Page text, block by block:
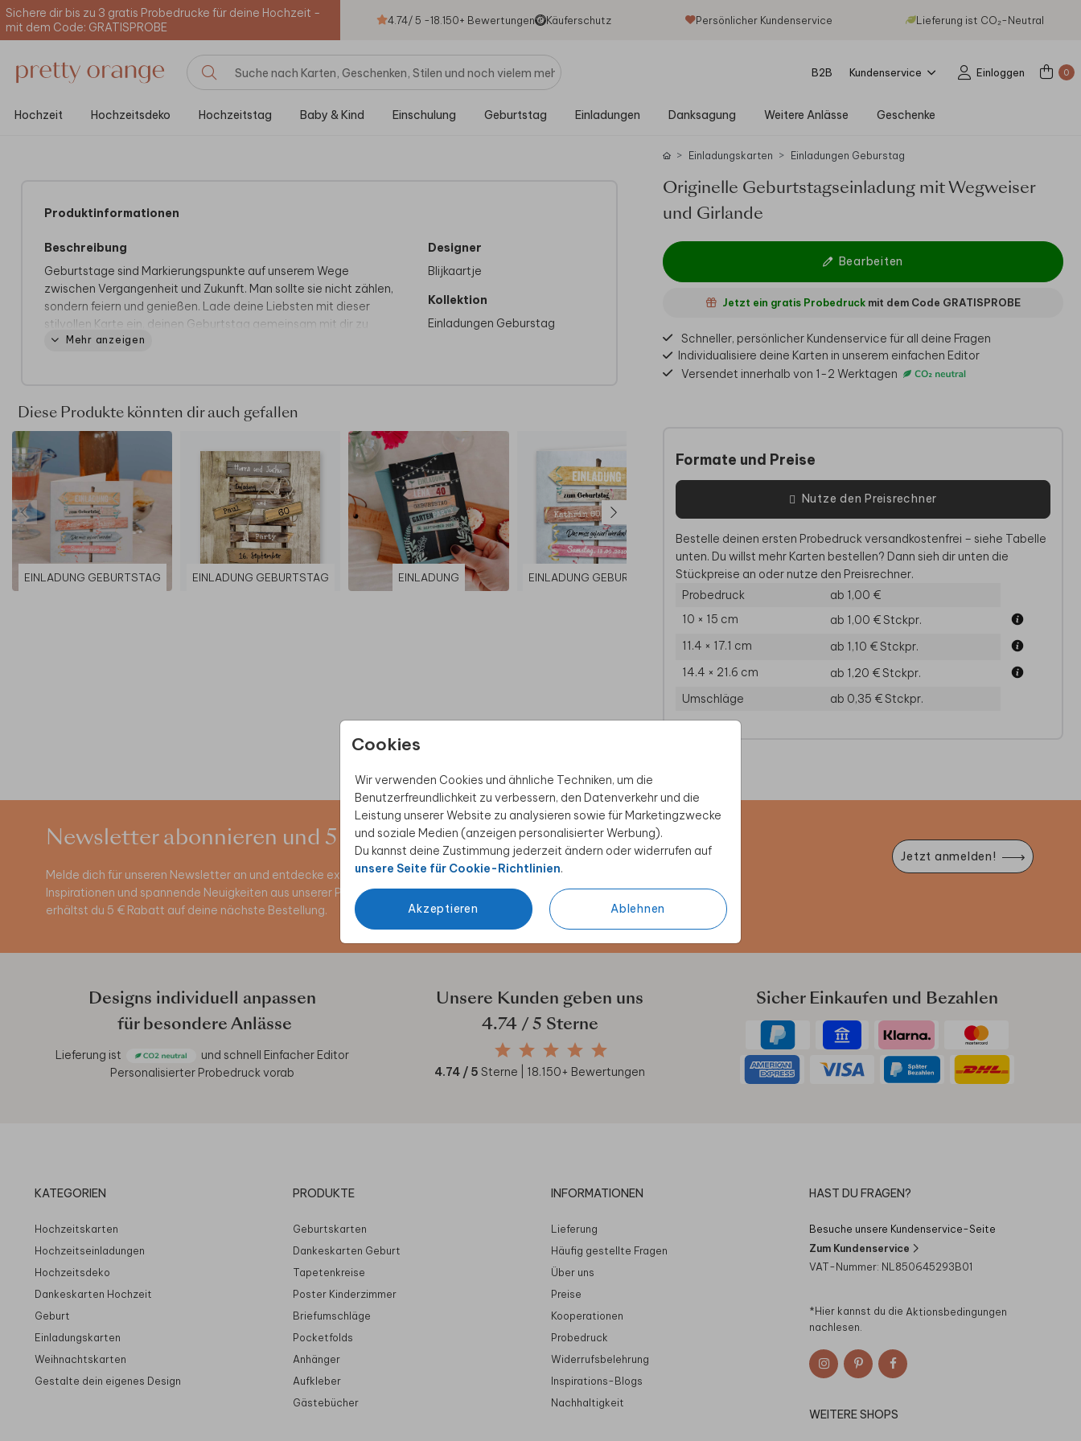
Sichere dir bis zu 3 gratis Probedrucke für deine Hochzeit -
mit dem Code: GRATISPROBE
4.74/ 5 -18.150+ Bewertungen Käuferschutz Persönlicher Kundenservice Lieferung ist CO₂-Neutral
B2B Kundenservice Einloggen 0
Hochzeit Hochzeitsdeko Hochzeitstag Baby & Kind Einschulung Geburtstag Einladungen Danksagung Weitere Anlässe Geschenke
Cookies
Wir verwenden Cookies und ähnliche Techniken, um die
Benutzerfreundlichkeit zu verbessern, den Datenverkehr und die
Leistung unserer Website zu analysieren sowie für Marketingzwecke
und soziale Medien (anzeigen personalisierter Werbung).
Du kannst deine Zustimmung jederzeit ändern oder widerrufen auf
unsere Seite für Cookie-Richtlinien.
Akzeptieren Ablehnen
Produktinformationen
Beschreibung
Geburtstage sind Markierungspunkte auf unserem Wege
zwischen Vergangenheit und Zukunft. Man sollte sie nicht zählen,
sondern feiern und genießen. Lade deine Liebsten mit dieser
stilvollen Karte ein, deinen Geburtstag gemeinsam mit dir zu
feiern.Mehr anzeigen
Designer
Blijkaartje
Kollektion
Einladungen Geburstag
Diese Produkte könnten dir auch gefallen
EINLADUNG GEBURTSTAG EINLADUNG GEBURTSTAG EINLADUNG EINLADUNG GEBURTSTAG EINLADUNG EINLADUNG GEBURTSTAG
Einladungskarten Einladungen Geburstag
Originelle Geburtstagseinladung mit Wegweiser
und Girlande
Bearbeiten
Jetzt ein gratis Probedruckmit dem Code GRATISPROBE
Schneller, persönlicher Kundenservice für all deine Fragen
Individualisiere deine Karten in unserem einfachen Editor
Versendet innerhalb von 1-2 Werktagen
Formate und Preise
Nutze den Preisrechner
Bestelle deinen ersten Probedruck versandkostenfrei – siehe Tabelle
unten. Du willst mehr Karten bestellen? Dann sieh dir unten die
Stückpreise an oder nutze den Preisrechner.
Probedruck
ab 1,00 €
10 × 15 cm
ab 1,00 €Stckpr.
11.4 × 17.1 cm
ab 1,10 €Stckpr.
14.4 × 21.6 cm
ab 1,20 €Stckpr.
Umschläge
ab 0,35 €Stckpr.
Newsletter abonnieren und 5 € Rabatt sichern
Melde dich für unseren Newsletter an und entdecke exklusive Angebote, kreative
Inspirationen und spannende Neuigkeiten aus unserer Produktwelt. Als Dankeschön
erhältst du 5 € Rabatt auf deine nächste Bestellung.
Jetzt anmelden!
Designs individuell anpassen
für besondere Anlässe
Lieferung ist und schnell Einfacher Editor
Personalisierter Probedruck vorab
Unsere Kunden geben uns
4.74/ 5 Sterne
4.74 / 5 Sterne | 18.150+ Bewertungen
Sicher Einkaufen und Bezahlen
KATEGORIEN
Hochzeitskarten
Hochzeitseinladungen
Hochzeitsdeko
Dankeskarten Hochzeit
Geburt
Einladungskarten
Weihnachtskarten
Gestalte dein eigenes Design
PRODUKTE
Geburtskarten
Dankeskarten Geburt
Tapetenkreise
Poster Kinderzimmer
Briefumschläge
Pocketfolds
Anhänger
Aufkleber
Gästebücher
INFORMATIONEN
Lieferung
Häufig gestellte Fragen
Über uns
Preise
Kooperationen
Probedruck
Widerrufsbelehrung
Inspirations-Blogs
Nachhaltigkeit
HAST DU FRAGEN?
Besuche unsere Kundenservice-Seite
Zum Kundenservice
VAT-Nummer: NL850645293B01
*Hier kannst du die Aktionsbedingungen
nachlesen.
WEITERE SHOPS